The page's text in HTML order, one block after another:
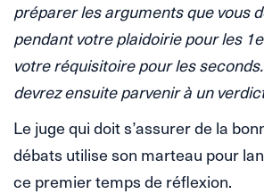
préparer les arguments que vous
pendant votre plaidoirie pour les
votre réquisitoire pour les
devrez ensuite parvenir à un
Le juge qui doit s’assurer de la
débats utilise son marteau pour
ce premier temps de réflexion.